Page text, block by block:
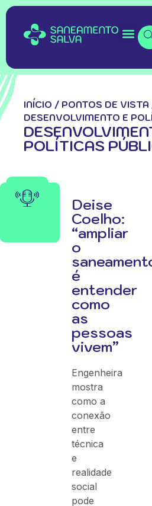
INÍCIO / PONTOS DE VISTA
DESENVOLVIMENTO E
POLÍTICAS
Deise
Coelho:
“ampliar
o
é
entender
como
as
pessoas
vivem”
Engenheira
mostra
como a
conexão
entre
técnica
e
realidade
social
pode